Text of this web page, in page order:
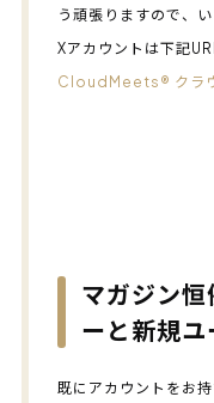
う頑張りますので、
Xアカウントは下記
CloudMeets®︎ クラ
マガジン
ーと新規
既にアカウントをお